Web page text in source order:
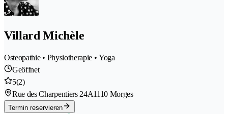
Villard Michèle
Osteopathie • Physiotherapie • Yoga
Geöffnet
5(2)
Rue des Charpentiers 24A1110 Morges
Termin reservieren